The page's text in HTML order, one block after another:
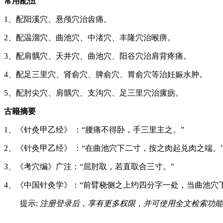
1、配阳溪穴、悬颅穴治齿痛。
2、配温溜穴、曲池穴、中渚穴、丰隆穴治喉痹。
3、配肩髃穴、天井穴、曲池穴、阳谷穴治肩背疼痛。
4、配足三里穴、肾俞穴、脾俞穴、胃俞穴等治妊娠水肿。
5、配肘尖穴、肩髃穴、支沟穴、足三里穴治瘰疬。
古籍摘要
1、《针灸甲乙经》 ：“腰痛不得卧，手三里主之。”
2、《针灸甲乙经》 ：“在曲池穴下二寸，按之肉起兑肉之端。
3、《考穴编》广注：“屈肘取，若直取合三寸。”
4、《中国针灸学》：“前臂桡侧之上约四分字一处，当曲池穴
提示: 注册登录后，享有更多权限，并可使用全文检索功
…… …… ……